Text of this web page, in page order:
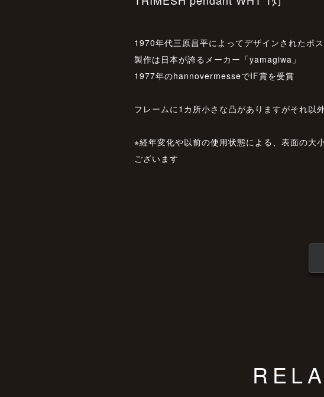
1970年代三原昌平によってデザインされたポ
製作は日本が誇るメーカー「yamagiwa」
1977年のhannovermesseでIF賞を受賞
フレームに1カ所小さな凸がありますがそれ以
※経年変化や以前の使用状態による、表面の大
ございます